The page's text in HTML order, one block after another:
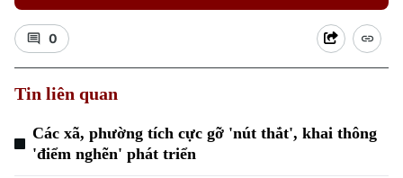
Xu hướng
0
Tin liên quan
Các xã, phường tích cực gỡ 'nút thắt', khai thông
'điểm nghẽn' phát triển